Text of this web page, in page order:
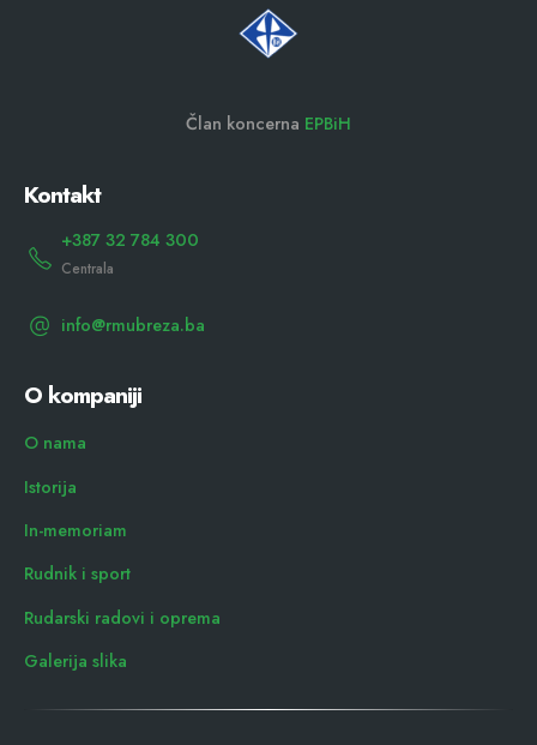
Član koncerna EPBiH
Kontakt
+387 32 784 300
Centrala
info@rmubreza.ba
O kompaniji
O nama
Istorija
In-memoriam
Rudnik i sport
Rudarski radovi i oprema
Galerija slika